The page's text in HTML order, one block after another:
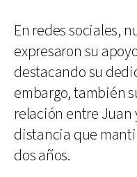
En redes sociales,
expresaron su
destacando su
embargo, también
relación entre Juan
distancia que
dos años.